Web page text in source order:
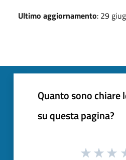
Ultimo aggiornamento: 29
Quanto sono
su questa pagina?